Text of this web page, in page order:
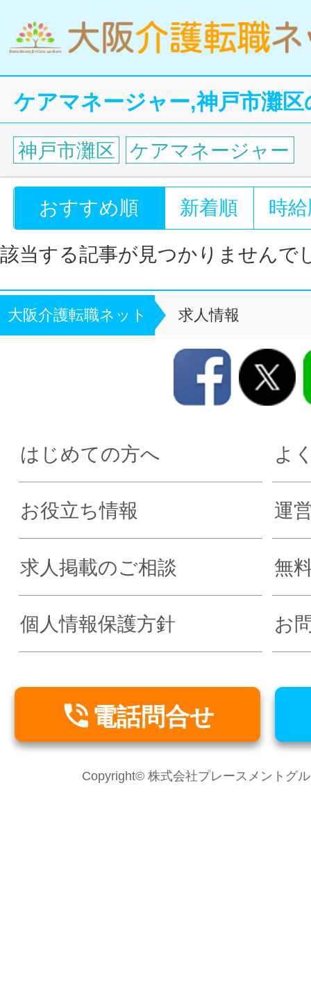
ケアマネージャー,神戸市灘
神戸市灘区 ケアマネージャー
おすすめ順 新着順 時
該当する記事が見つかりませんで
大阪介護転職ネット 求人情報
はじめての方へ よ
お役立ち情報 運
求人掲載のご相談 無
個人情報保護方針 お
 電話問合せ
Copyright© 株式会社プレースメントグ